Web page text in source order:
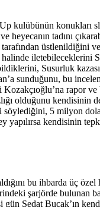
kulübünün konukları
tadını
üstlenildiğini
iletebileceklerini
Susurluk
sunduğunu, bu
Kozakçıoğlu’na rapor
olduğunu kendisinin
söylediğini, 5 milyon
yapılırsa kendisinin
bu ihbarda üç
şarjörde bulunan
Sedat Bucak’ın